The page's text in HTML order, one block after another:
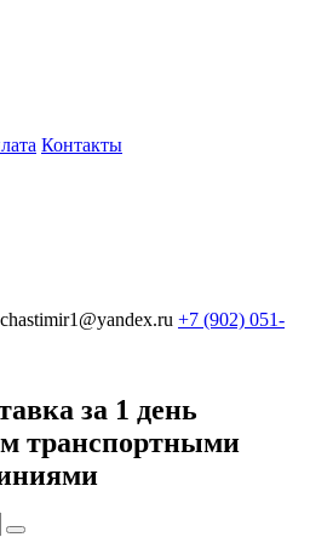
Контакты
+7 (902) 051-
за 1 день
транспортными